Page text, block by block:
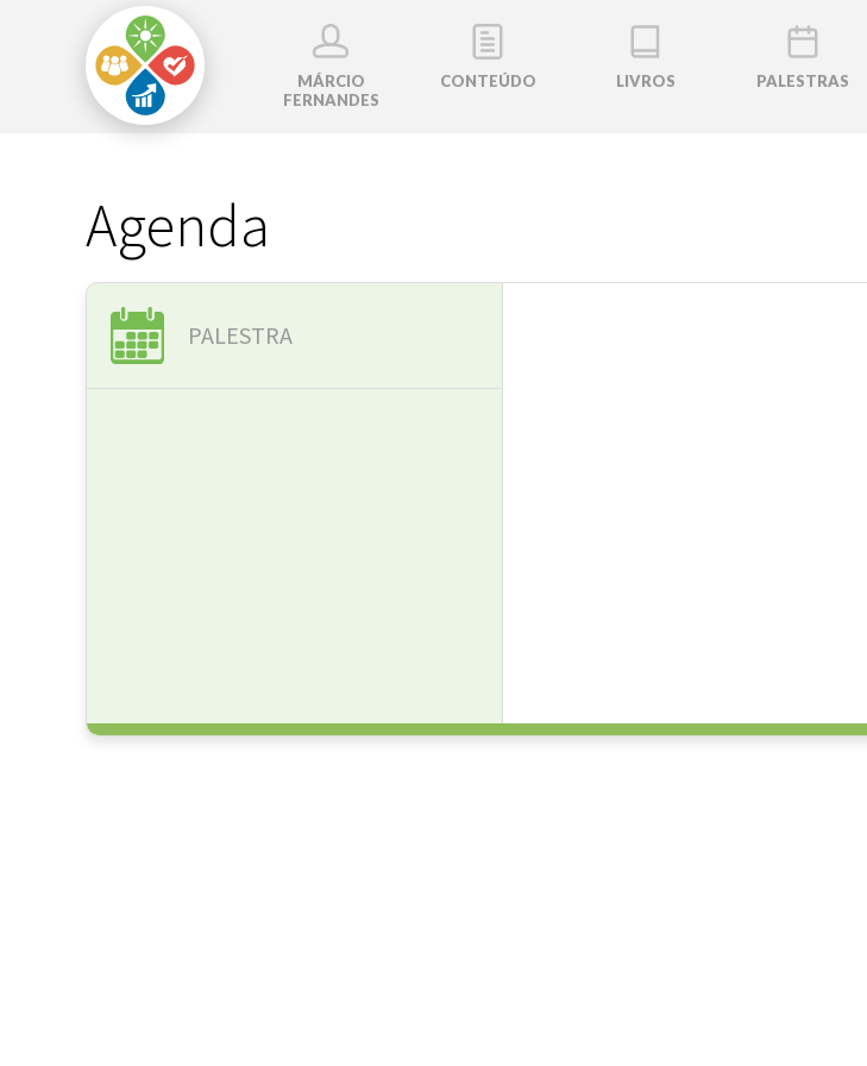
MÁRCIO
FERNANDES
CONTEÚDO LIVROS PALESTRAS
Agenda
PALESTRA